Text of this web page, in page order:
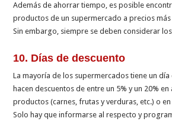
Además de ahorrar tiempo, es posible
productos de un supermercado a precios
Sin embargo, siempre se deben considerar
10. Días de descuento
La mayoría de los supermercados tiene un día
hacen descuentos de entre un 5% y un 20%
productos (carnes, frutas y verduras, etc.) o
Solo hay que informarse al respecto y